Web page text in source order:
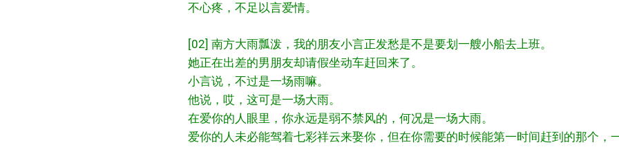
不心疼，不足以言爱情。
[02] 南方大雨瓢泼，我的朋友小言正发愁是不是要划一艘小船去上班。
她正在出差的男朋友却请假坐动车赶回来了。
小言说，不过是一场雨嘛。
他说，哎，这可是一场大雨。
在爱你的人眼里，你永远是弱不禁风的，何况是一场大雨。
爱你的人未必能驾着七彩祥云来娶你，但在你需要的时候能第一时间赶到的那个，